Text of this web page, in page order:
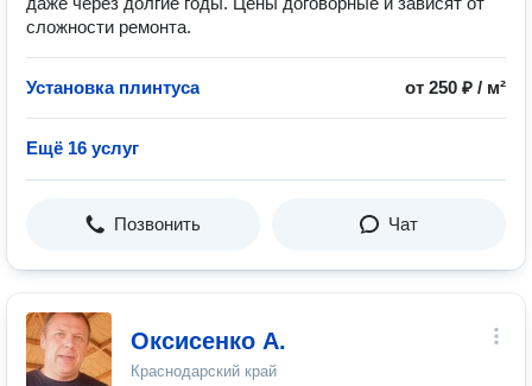
сложности ремонта.
Установка плинтуса от 250 ₽ / м²
Ещё 16 услуг
Позвонить Чат
Оксисенко А.
Краснодарский край